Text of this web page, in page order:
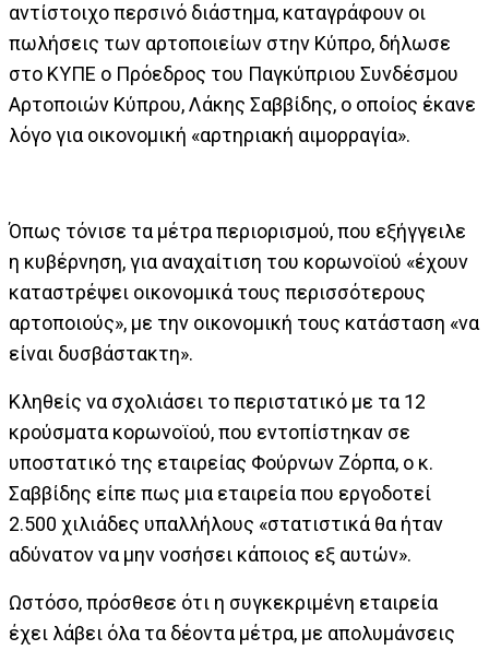
αντίστοιχο περσινό διάστημα, καταγράφουν οι
πωλήσεις των αρτοποιείων στην Κύπρο, δήλωσε
στο ΚΥΠΕ ο Πρόεδρος του Παγκύπριου Συνδέσμου
Αρτοποιών Κύπρου, Λάκης Σαββίδης, ο οποίος έκανε
λόγο για οικονομική «αρτηριακή αιμορραγία».
Όπως τόνισε τα μέτρα περιορισμού, που εξήγγειλε
η κυβέρνηση, για αναχαίτιση του κορωνοϊού «έχουν
καταστρέψει οικονομικά τους περισσότερους
αρτοποιούς», με την οικονομική τους κατάσταση «να
είναι δυσβάστακτη».
Κληθείς να σχολιάσει το περιστατικό με τα 12
κρούσματα κορωνοϊού, που εντοπίστηκαν σε
υποστατικό της εταιρείας Φούρνων Ζόρπα, ο κ.
Σαββίδης είπε πως μια εταιρεία που εργοδοτεί
2.500 χιλιάδες υπαλλήλους «στατιστικά θα ήταν
αδύνατον να μην νοσήσει κάποιος εξ αυτών».
Ωστόσο, πρόσθεσε ότι η συγκεκριμένη εταιρεία
έχει λάβει όλα τα δέοντα μέτρα, με απολυμάνσεις